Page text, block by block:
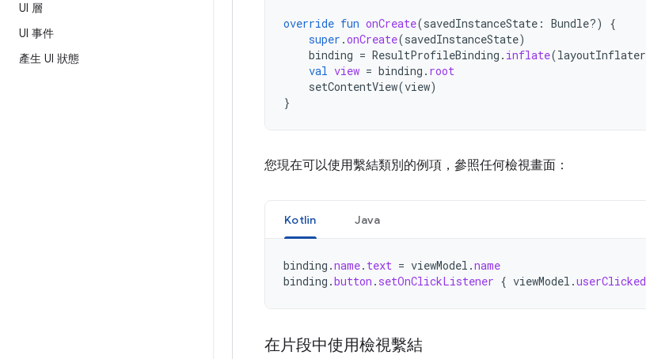
UI 層
UI 事件
產生 UI 狀態
override fun onCreate(savedInstanceState : Bundle?)
{
super .onCreate(savedInstanceState)
binding = ResultProfileBinding . inflate(layoutInflater
val view = binding . root
setContentView(view)
}
您現在可以使用繫結類別的例項，參照任何檢視畫面：
Kotlin Java
binding .name. text = viewModel .name
binding .button . setOnClickListener { viewModel .userClicked
在片段中使用檢視繫結